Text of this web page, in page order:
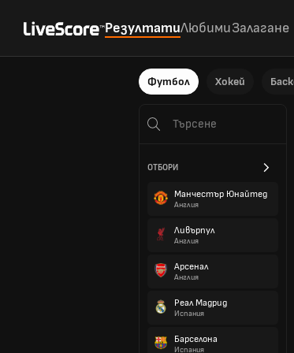
РезултатиЛюбимиЗалагане
Футбол Хокей
ОТБОРИ
Манчестър Юнайтед
Англия
Ливърпул
Англия
Арсенал
Англия
Реал Мадрид
Испания
Барселона
Испания